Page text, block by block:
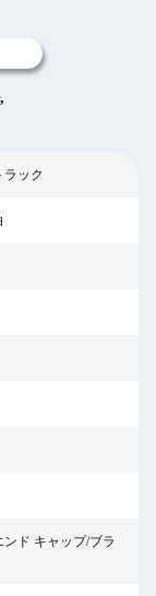
,
ラック
ド キャップ/ブラ